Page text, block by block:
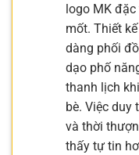
logo MK
mốt. Thiết
dàng phối
dạo phố
thanh lịch
bè. Việc duy
và thời
thấy tự tin